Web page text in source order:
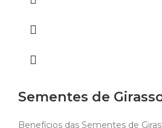
Sementes de
Benefícios das Sementes de